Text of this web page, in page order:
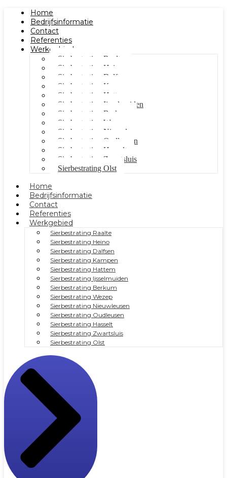
Home
Bedrijfsinformatie
Contact
Referenties
Werkgebied
Sierbestrating Raalte
Sierbestrating Heino
Sierbestrating Dalfsen
Sierbestrating Kampen
Sierbestrating Hattem
Sierbestrating Ijsselmuiden
Sierbestrating Berkum
Sierbestrating Wezep
Sierbestrating Nieuwleusen
Sierbestrating Oudleusen
Sierbestrating Hasselt
Sierbestrating Zwartsluis
Sierbestrating Olst
Home
Bedrijfsinformatie
Contact
Referenties
Werkgebied
Sierbestrating Raalte
Sierbestrating Heino
Sierbestrating Dalfsen
Sierbestrating Kampen
Sierbestrating Hattem
Sierbestrating Ijsselmuiden
Sierbestrating Berkum
Sierbestrating Wezep
Sierbestrating Nieuwleusen
Sierbestrating Oudleusen
Sierbestrating Hasselt
Sierbestrating Zwartsluis
Sierbestrating Olst